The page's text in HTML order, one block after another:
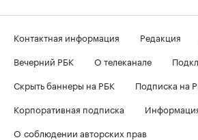
Контактная информация Редакция
Вечерний РБК
О телеканале
Скрыть баннеры на РБК
Подписка на
Корпоративная подписка
О соблюдении авторских прав